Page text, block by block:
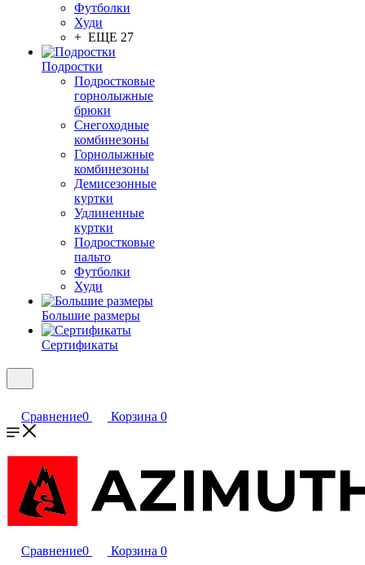
Футболки
Худи
+ ЕЩЕ 27
Подростки
Подростковые
горнолыжные
брюки
Снегоходные
комбинезоны
Горнолыжные
комбинезоны
Демисезонные
куртки
Удлиненные
куртки
Подростковые
пальто
Футболки
Худи
Большие размеры
Сертификаты
Сравнение0 Корзина 0
Сравнение0 Корзина 0